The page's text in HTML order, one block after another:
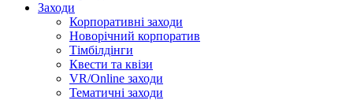
Заходи
Корпоративні заходи
Новорічний корпоратив
Тімбілдінги
Квести та квізи
VR/Online заходи
Тематичні заходи